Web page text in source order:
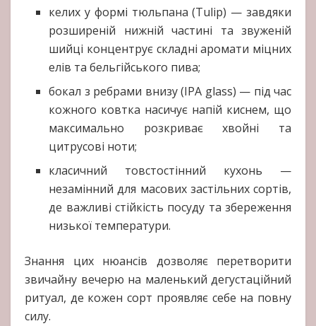
келих у формі тюльпана (Tulip) — завдяки
розширеній нижній частині та звуженій
шийці концентрує складні аромати міцних
елів та бельгійського пива;
бокал з ребрами внизу (IPA glass) — під час
кожного ковтка насичує напій киснем, що
максимально розкриває хвойні та
цитрусові ноти;
класичний товстостінний кухонь —
незамінний для масових застільних сортів,
де важливі стійкість посуду та збереження
низької температури.
Знання цих нюансів дозволяє перетворити
звичайну вечерю на маленький дегустаційний
ритуал, де кожен сорт проявляє себе на повну
силу.